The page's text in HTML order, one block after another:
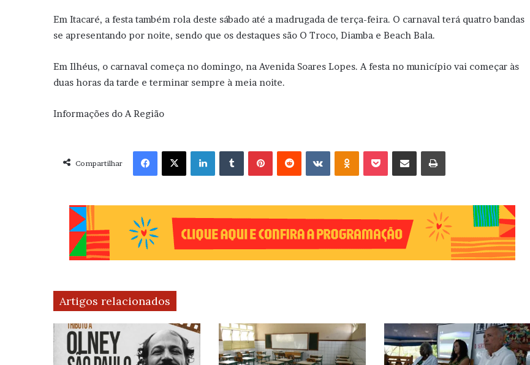
Em Itacaré, a festa também rola deste sábado até a madrugada de terça-feira. O carnaval terá quatro bandas
se apresentando por noite, sendo que os destaques são O Troco, Diamba e Beach Bala.
Em Ilhéus, o carnaval começa no domingo, na Avenida Soares Lopes. A festa no município vai começar às
duas horas da tarde e terminar sempre à meia noite.
Informações do A Região
Compartilhar
Facebook X Linkedin VK OK
Artigos relacionados